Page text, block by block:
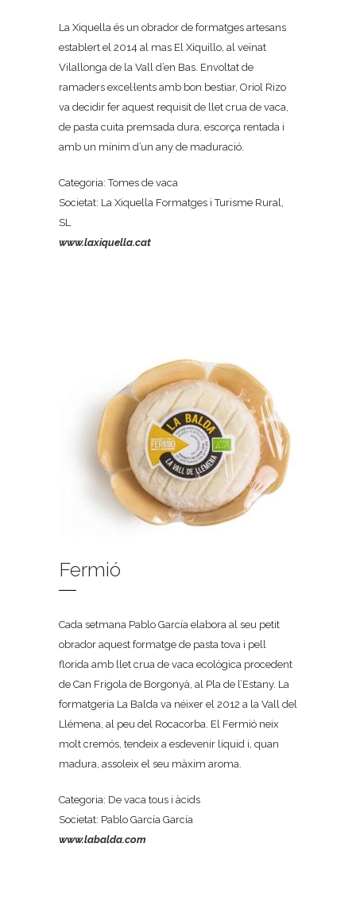
La Xiquella és un obrador de formatges artesans
establert el 2014 al mas El Xiquillo, al veïnat
Vilallonga de la Vall d’en Bas. Envoltat de
ramaders excel·lents amb bon bestiar, Oriol Rizo
va decidir fer aquest requisit de llet crua de vaca,
de pasta cuita premsada dura, escorça rentada i
amb un mínim d’un any de maduració.
Categoria: Tomes de vaca
Societat: La Xiquella Formatges i Turisme Rural,
SL
www.laxiquella.cat
Fermió
Cada setmana Pablo García elabora al seu petit
obrador aquest formatge de pasta tova i pell
florida amb llet crua de vaca ecològica procedent
de Can Frigola de Borgonyà, al Pla de l’Estany. La
formatgeria La Balda va néixer el 2012 a la Vall del
Llémena, al peu del Rocacorba. El Fermió neix
molt cremós, tendeix a esdevenir líquid i, quan
madura, assoleix el seu màxim aroma.
Categoria: De vaca tous i àcids
Societat: Pablo García García
www.labalda.com